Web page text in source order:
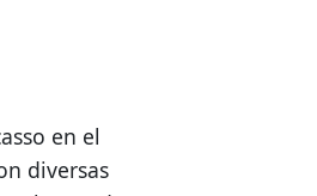
en el
diversas